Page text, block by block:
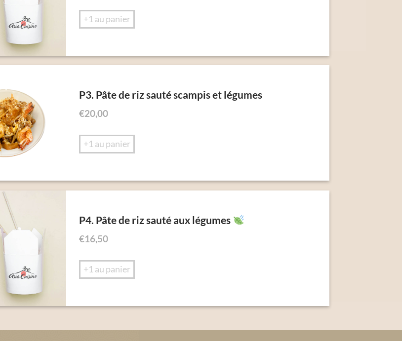
+1 au panier
P3. Pâte de riz sauté scampis et légumes
€20,00
+1 au panier
P4. Pâte de riz sauté aux légumes
€16,50
+1 au panier